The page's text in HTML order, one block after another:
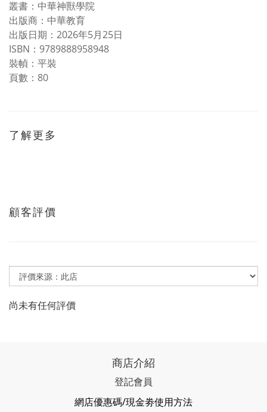
叢書：中華神獸學院
出版商：中華教育
出版日期：2026年5月25日
ISBN：9789888958948
裝幀：平裝
頁數：80
了解更多
顧客評價
尚未有任何評價
商店介紹
登記會員
網店優惠碼/現金劵使用方法